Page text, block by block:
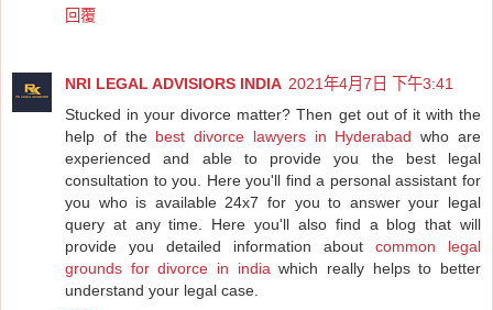
回覆
NRI LEGAL ADVISIORS INDIA 2021年4月7日 下午3:41
Stucked in your divorce matter? Then get out of it with the
help of the best divorce lawyers in Hyderabad who are
experienced and able to provide you the best legal
consultation to you. Here you'll find a personal assistant for
you who is available 24x7 for you to answer your legal
query at any time. Here you'll also find a blog that will
provide you detailed information about common legal
grounds for divorce in india which really helps to better
understand your legal case.